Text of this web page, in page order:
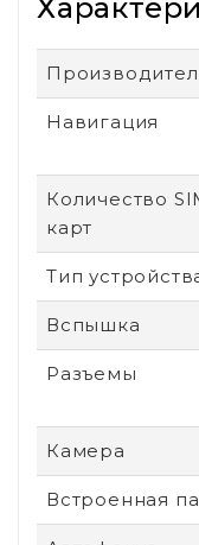
Навигация
Количество
карт
Тип
Вспышка
Разъемы
Камера
Встроенная